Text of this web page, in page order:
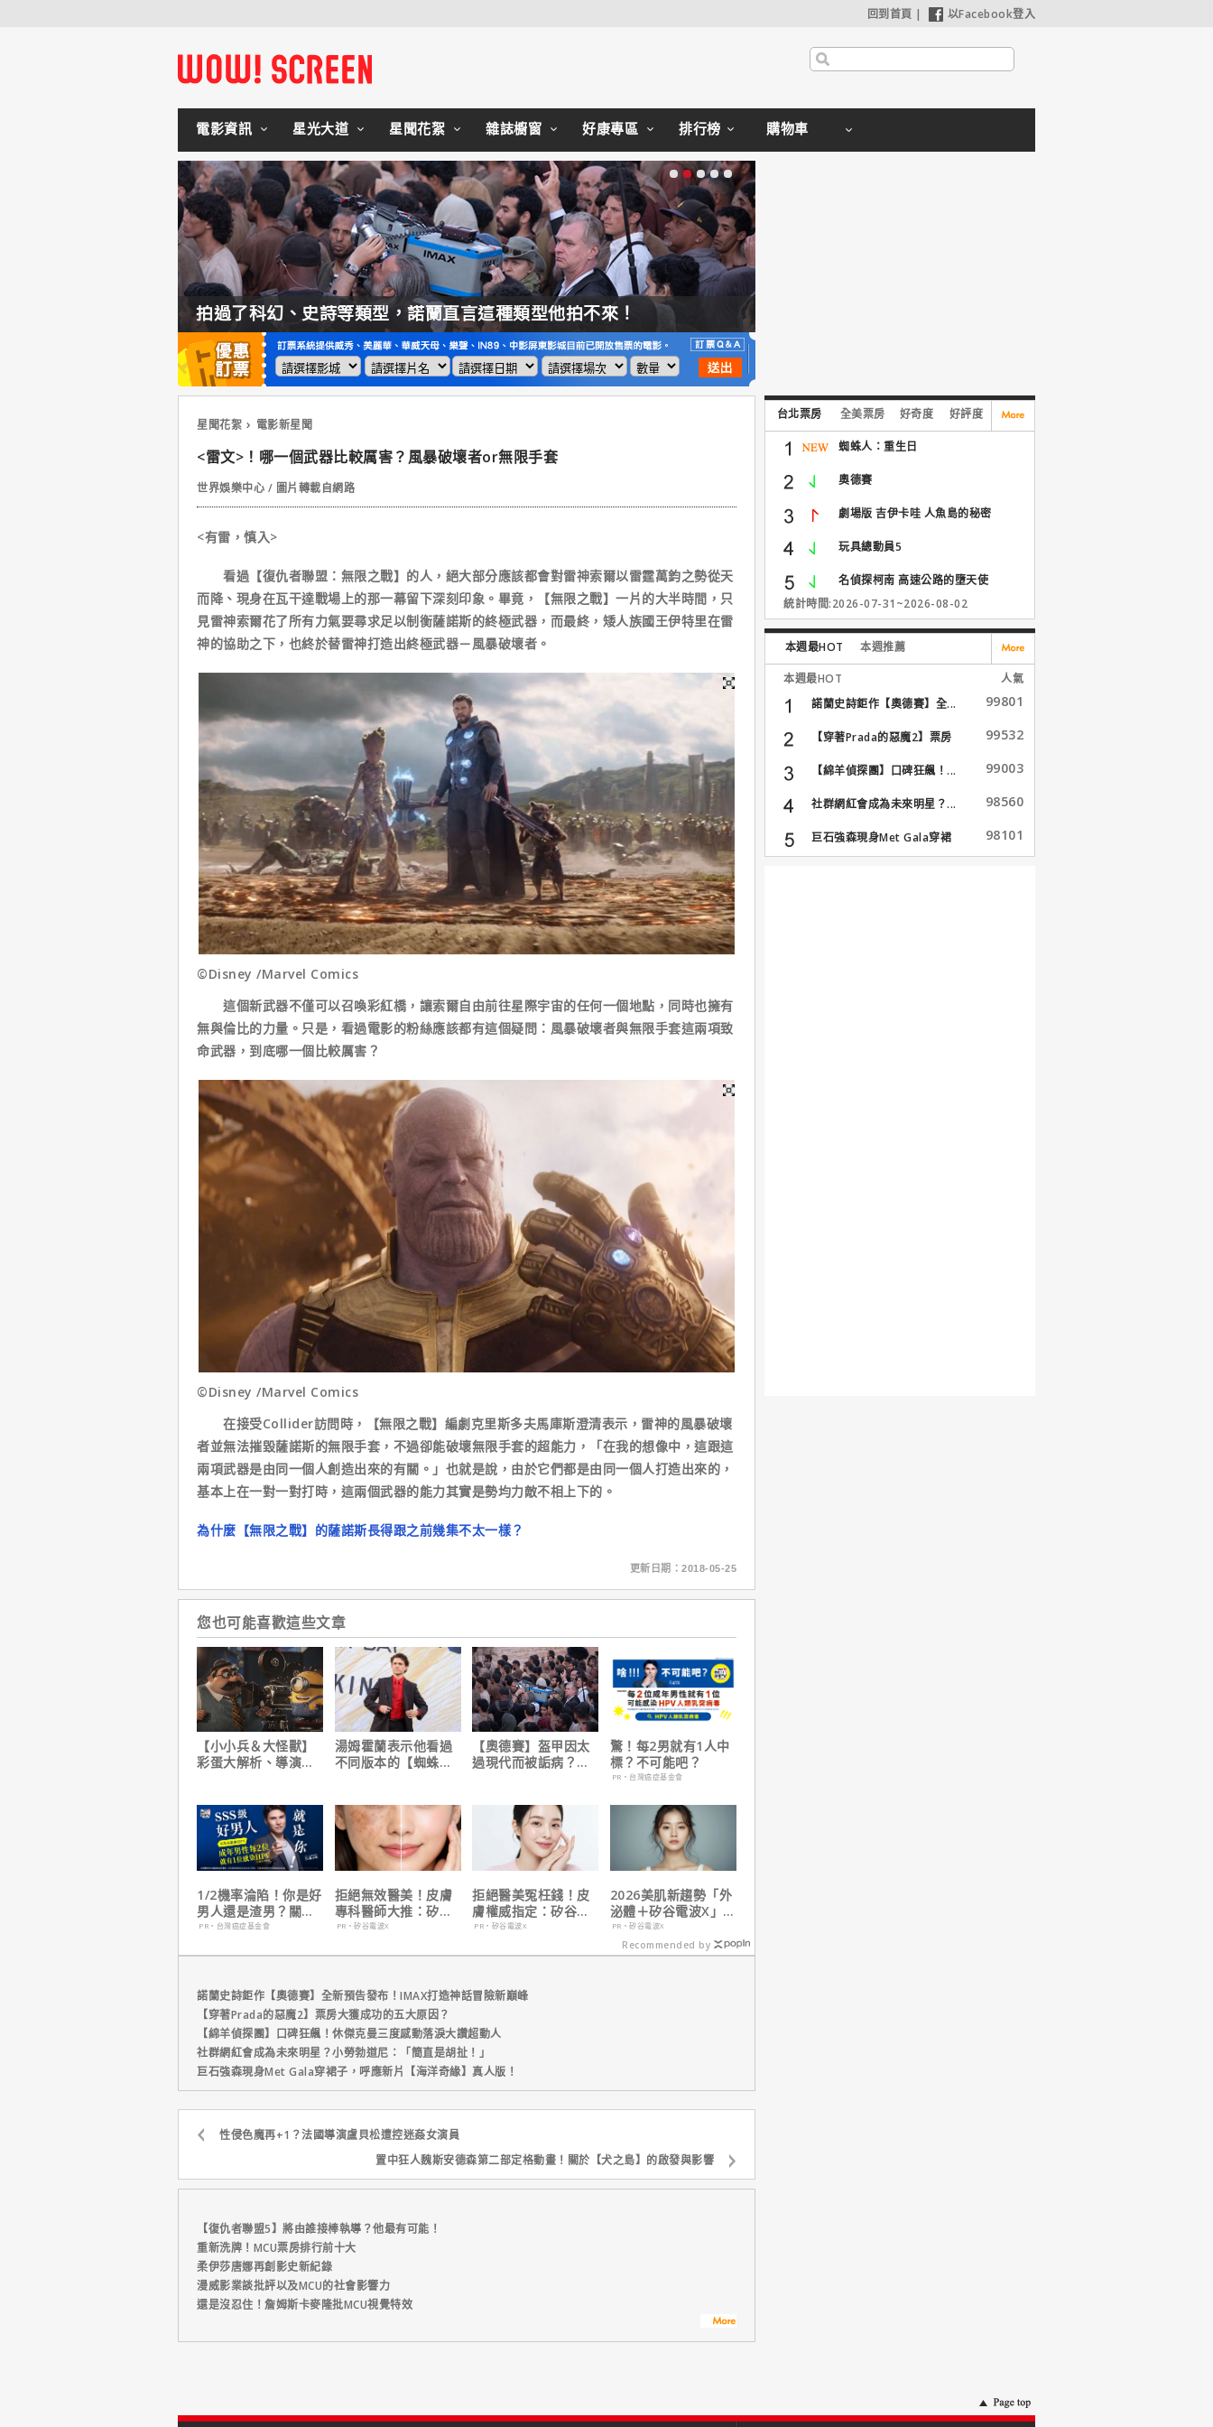
回到首頁 | 以Facebook登入
電影資訊 星光大道 星聞花絮 雜誌櫥窗 好康專區 排行榜 購物車
拍過了科幻、史詩等類型，諾蘭直言這種類型他拍不來！
星聞花絮 電影新星聞
<雷文>！哪一個武器比較厲害？風暴破壞者or無限手套
世界娛樂中心 / 圖片轉載自網路
<有雷，慎入>
看過【復仇者聯盟：無限之戰】的人，絕大部分應該都會對雷神索爾以雷霆萬鈞之勢從天
而降、現身在瓦干達戰場上的那一幕留下深刻印象。畢竟，【無限之戰】一片的大半時間，只
見雷神索爾花了所有力氣要尋求足以制衡薩諾斯的終極武器，而最終，矮人族國王伊特里在雷
神的協助之下，也終於替雷神打造出終極武器－風暴破壞者。
©Disney /Marvel Comics
這個新武器不僅可以召喚彩紅橋，讓索爾自由前往星際宇宙的任何一個地點，同時也擁有
無與倫比的力量。只是，看過電影的粉絲應該都有這個疑問：風暴破壞者與無限手套這兩項致
命武器，到底哪一個比較厲害？
©Disney /Marvel Comics
在接受Collider訪問時，【無限之戰】編劇克里斯多夫馬庫斯澄清表示，雷神的風暴破壞
者並無法摧毀薩諾斯的無限手套，不過卻能破壞無限手套的超能力，「在我的想像中，這跟這
兩項武器是由同一個人創造出來的有關。」也就是說，由於它們都是由同一個人打造出來的，
基本上在一對一對打時，這兩個武器的能力其實是勢均力敵不相上下的。
為什麼【無限之戰】的薩諾斯長得跟之前幾集不太一樣？
更新日期：2018-05-25
您也可能喜歡這些文章
【小小兵＆大怪獸】
彩蛋大解析、導演皮
湯姆霍蘭表示他看過
不同版本的【蜘蛛
【奧德賽】盔甲因太
過現代而被詬病？導
驚！每2男就有1人中
標？不可能吧？
PR・台灣癌症基金會
1/2機率淪陷！你是好
男人還是渣男？關鍵
在這
PR・台灣癌症基金會
拒絕無效醫美！皮膚
專科醫師大推：矽谷
電波 X 讓肌膚由內而
PR・矽谷電波X
拒絕醫美冤枉錢！皮
膚權威指定：矽谷電
波 X 由內而外養出逆
PR・矽谷電波X
2026美肌新趨勢「外
泌體＋矽谷電波X」聯
手，開啟高階養膚新
世代
PR・矽谷電波X
Recommended by
諾蘭史詩鉅作【奧德賽】全新預告發布！IMAX打造神話冒險新巔峰
【穿著Prada的惡魔2】票房大獲成功的五大原因？
【綿羊偵探團】口碑狂飆！休傑克曼三度感動落淚大讚超動人
社群網紅會成為未來明星？小勞勃道尼：「簡直是胡扯！」
巨石強森現身Met Gala穿裙子，呼應新片【海洋奇緣】真人版！
性侵色魔再+1？法國導演盧貝松遭控迷姦女演員
置中狂人魏斯安德森第二部定格動畫！關於【犬之島】的啟發與影響
【復仇者聯盟5】將由誰接棒執導？他最有可能！
重新洗牌！MCU票房排行前十大
柔伊莎唐娜再創影史新紀錄
漫威影業談批評以及MCU的社會影響力
還是沒忍住！詹姆斯卡麥隆批MCU視覺特效
台北票房 全美票房 好奇度 好評度
蜘蛛人：重生日
奧德賽
劇場版 吉伊卡哇 人魚島的秘密
玩具總動員5
名偵探柯南 高速公路的墮天使
統計時間:2026-07-31~2026-08-02
本週最HOT 本週推薦
本週最HOT
人氣
諾蘭史詩鉅作【奧德賽】全...
99801
【穿著Prada的惡魔2】票房
99532
【綿羊偵探團】口碑狂飆！... 99003
社群網紅會成為未來明星？... 98560
巨石強森現身Met Gala穿裙
子...
98101